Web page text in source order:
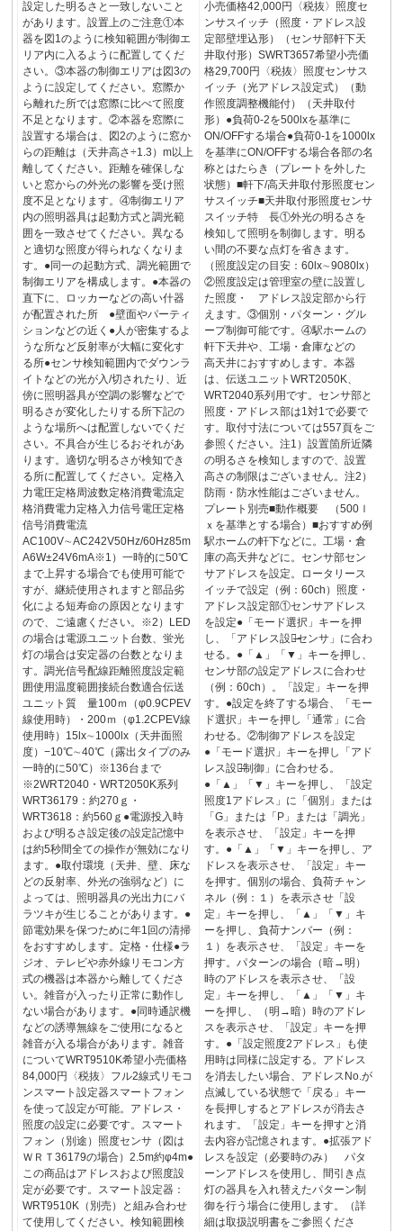
設定した明るさと一致しないこと
があります。設置上のご注意①本
器を図1のように検知範囲が制御エ
リア内に入るように配置してくだ
さい。③本器の制御エリアは図3の
ように設定してください。窓際か
ら離れた所では窓際に比べて照度
不足となります。②本器を窓際に
設置する場合は、図2のように窓か
らの距離は（天井高さ÷1.3）m以上
離してください。距離を確保しな
いと窓からの外光の影響を受け照
度不足となります。④制御エリア
内の照明器具は起動方式と調光範
囲を一致させてください。異なる
と適切な照度が得られなくなりま
す。●同一の起動方式、調光範囲で
制御エリアを構成します。●本器の
直下に、ロッカーなどの高い什器
が配置された所 ●壁面やパーティ
ションなどの近く●人が密集するよ
うな所など反射率が大幅に変化す
る所●センサ検知範囲内でダウンラ
イトなどの光が入/切されたり、近
傍に照明器具が空調の影響などで
明るさが変化したりする所下記の
ような場所へは配置しないでくだ
さい。不具合が生じるおそれがあ
ります。適切な明るさが検知でき
る所に配置してください。定格入
力電圧定格周波数定格消費電流定
格消費電力定格入力信号電圧定格
信号消費電流
AC100V∼AC242V50Hz/60Hz85m
A6W±24V6mA※1）一時的に50℃
まで上昇する場合でも使用可能で
すが、継続使用されますと部品劣
化による短寿命の原因となります
ので、ご遠慮ください。※2）LED
の場合は電源ユニット台数、蛍光
灯の場合は安定器の台数となりま
す。調光信号配線距離照度設定範
囲使用温度範囲接続台数適合伝送
ユニット質 量100ｍ（φ0.9CPEV
線使用時）・200ｍ（φ1.2CPEV線
使用時）15lx∼1000lx（天井面照
度）−10℃∼40℃（露出タイプのみ
一時的に50℃）※136台まで
※2WRT2040・WRT2050K系列
WRT36179：約270ｇ・
WRT3618：約560ｇ●電源投入時
および明るさ設定後の設定記憶中
は約5秒間全ての操作が無効になり
ます。●取付環境（天井、壁、床な
どの反射率、外光の強弱など）に
よっては、照明器具の光出力にバ
ラツキが生じることがあります。●
節電効果を保つために年1回の清掃
をおすすめします。定格・仕様●ラ
ジオ、テレビや赤外線リモコン方
式の機器は本器から離してくださ
い。雑音が入ったり正常に動作し
ない場合があります。●同時通訳機
などの誘導無線をご使用になると
雑音が入る場合があります。雑音
についてWRT9510K希望小売価格
84,000円〈税抜〉フル2線式リモコ
ンスマート設定器スマートフォン
を使って設定が可能。アドレス・
照度の設定に必要です。スマート
フォン（別途）照度センサ（図は
ＷＲＴ36179の場合）2.5m約φ4m●
この商品はアドレスおよび照度設
定が必要です。スマート設定器：
WRT9510K（別売）と組み合わせ
て使用してください。検知範囲検
小売価格42,000円〈税抜〉照度セ
ンサスイッチ（照度・アドレス設
定部壁埋込形）（センサ部軒下天
井取付形）SWRT3657希望小売価
格29,700円〈税抜〉照度センサス
イッチ（光アドレス設定式）（動
作照度調整機能付）（天井取付
形）●負荷0-2を500lxを基準に
ON/OFFする場合●負荷0-1を1000lx
を基準にON/OFFする場合各部の名
称とはたらき（プレートを外した
状態）■軒下/高天井取付形照度セン
サスイッチ■天井取付形照度センサ
スイッチ特 長①外光の明るさを
検知して照明を制御します。明る
い間の不要な点灯を省きます。
（照度設定の目安：60lx∼9080lx）
②照度設定は管理室の壁に設置し
た照度・ アドレス設定部から行
えます。③個別・パターン・グル
ープ制御可能です。④駅ホームの
軒下天井や、工場・倉庫などの
高天井におすすめします。本器
は、伝送ユニットWRT2050K、
WRT2040系列用です。センサ部と
照度・アドレス部は1対1で必要で
す。取付寸法については557頁をご
参照ください。注1）設置箇所近隣
の明るさを検知しますので、設置
高さの制限はございません。注2）
防雨・防水性能はございません。
プレート別売■動作概要 （500ｌ
ｘを基準とする場合）■おすすめ例
駅ホームの軒下などに。工場・倉
庫の高天井などに。センサ部セン
サアドレスを設定。ロータリース
イッチで設定（例：60ch）照度・
アドレス設定部①センサアドレス
を設定●「モード選択」キーを押
し、「アドレス設定̶センサ」に合わ
せる。●「▲」「▼」キーを押し、
センサ部の設定アドレスに合わせ
（例：60ch）。「設定」キーを押
す。●設定を終了する場合、「モー
ド選択」キーを押し「通常」に合
わせる。②制御アドレスを設定
●「モード選択」キーを押し「アド
レス設定̶制御」に合わせる。
●「▲」「▼」キーを押し、「設定
照度1アドレス」に「個別」または
「G」または「P」または「調光」
を表示させ、「設定」キーを押
す。●「▲」「▼」キーを押し、ア
ドレスを表示させ、「設定」キー
を押す。個別の場合、負荷チャン
ネル（例：１）を表示させ「設
定」キーを押し、「▲」「▼」キ
ーを押し、負荷ナンバー（例：
１）を表示させ、「設定」キーを
押す。パターンの場合（暗→明）
時のアドレスを表示させ、「設
定」キーを押し、「▲」「▼」キ
ーを押し、（明→暗）時のアドレ
スを表示させ、「設定」キーを押
す。●「設定照度2アドレス」も使
用時は同様に設定する。アドレス
を消去したい場合、アドレスNo.が
点滅している状態で「戻る」キー
を長押しするとアドレスが消去さ
れます。「設定」キーを押すと消
去内容が記憶されます。●拡張アド
レスを設定（必要時のみ） パタ
ーンアドレスを使用し、間引き点
灯の器具を入れ替えたパターン制
御を行う場合に使用します。（詳
細は取扱説明書をご参照くださ